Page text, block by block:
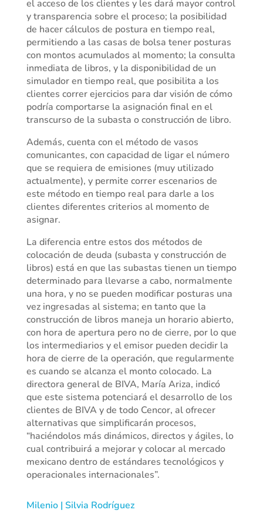
el acceso de los clientes y les dará mayor control
y transparencia sobre el proceso; la posibilidad
de hacer cálculos de postura en tiempo real,
permitiendo a las casas de bolsa tener posturas
con montos acumulados al momento; la consulta
inmediata de libros, y la disponibilidad de un
simulador en tiempo real, que posibilita a los
clientes correr ejercicios para dar visión de cómo
podría comportarse la asignación final en el
transcurso de la subasta o construcción de libro.
Además, cuenta con el método de vasos
comunicantes, con capacidad de ligar el número
que se requiera de emisiones (muy utilizado
actualmente), y permite correr escenarios de
este método en tiempo real para darle a los
clientes diferentes criterios al momento de
asignar.
La diferencia entre estos dos métodos de
colocación de deuda (subasta y construcción de
libros) está en que las subastas tienen un tiempo
determinado para llevarse a cabo, normalmente
una hora, y no se pueden modificar posturas una
vez ingresadas al sistema; en tanto que la
construcción de libros maneja un horario abierto,
con hora de apertura pero no de cierre, por lo que
los intermediarios y el emisor pueden decidir la
hora de cierre de la operación, que regularmente
es cuando se alcanza el monto colocado. La
directora general de BIVA, María Ariza, indicó
que este sistema potenciará el desarrollo de los
clientes de BIVA y de todo Cencor, al ofrecer
alternativas que simplificarán procesos,
“haciéndolos más dinámicos, directos y ágiles, lo
cual contribuirá a mejorar y colocar al mercado
mexicano dentro de estándares tecnológicos y
operacionales internacionales”.
Milenio | Silvia Rodríguez